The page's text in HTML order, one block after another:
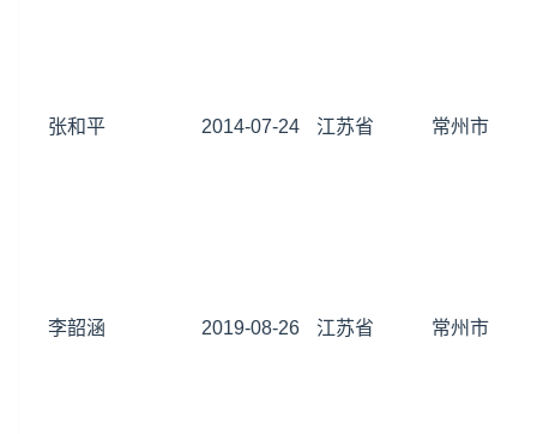
张和平 2014-07-24 江苏省 常州市
李韶涵 2019-08-26 江苏省 常州市